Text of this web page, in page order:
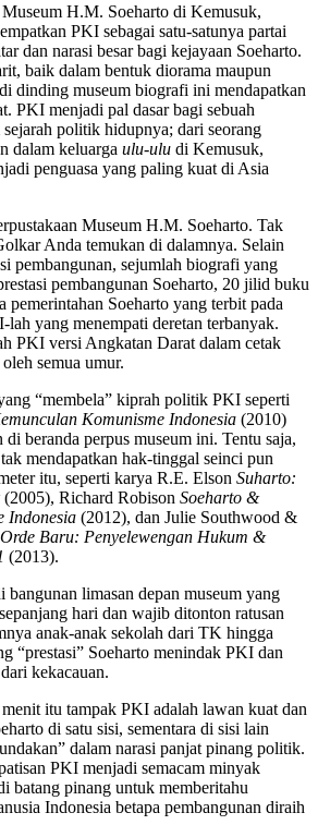
H.M. Soeharto di Kemusuk,
PKI sebagai satu-satunya partai
dan narasi besar bagi kejayaan Soeharto.
baik dalam bentuk diorama maupun
dinding museum biografi ini mendapatkan
PKI menjadi pal dasar bagi sebuah
sejarah politik hidupnya; dari seorang
dalam keluarga ulu-ulu di Kemusuk,
penguasa yang paling kuat di Asia
Museum H.M. Soeharto. Tak
Anda temukan di dalamnya. Selain
pembangunan, sejumlah biografi yang
pembangunan Soeharto, 20 jilid buku
pemerintahan Soeharto yang terbit pada
yang menempati deretan terbanyak.
PKI versi Angkatan Darat dalam cetak
semua umur.
“membela” kiprah politik PKI seperti
Komunisme Indonesia (2010)
beranda perpus museum ini. Tentu saja,
mendapatkan hak-tinggal seinci pun
itu, seperti karya R.E. Elson Suharto:
(2005), Richard Robison Soeharto &
Indonesia (2012), dan Julie Southwood &
Baru: Penyelewengan Hukum &
(2013).
limasan depan museum yang
hari dan wajib ditonton ratusan
anak-anak sekolah dari TK hingga
“prestasi” Soeharto menindak PKI dan
kekacauan.
itu tampak PKI adalah lawan kuat dan
di satu sisi, sementara di sisi lain
dalam narasi panjat pinang politik.
PKI menjadi semacam minyak
batang pinang untuk memberitahu
Indonesia betapa pembangunan diraih